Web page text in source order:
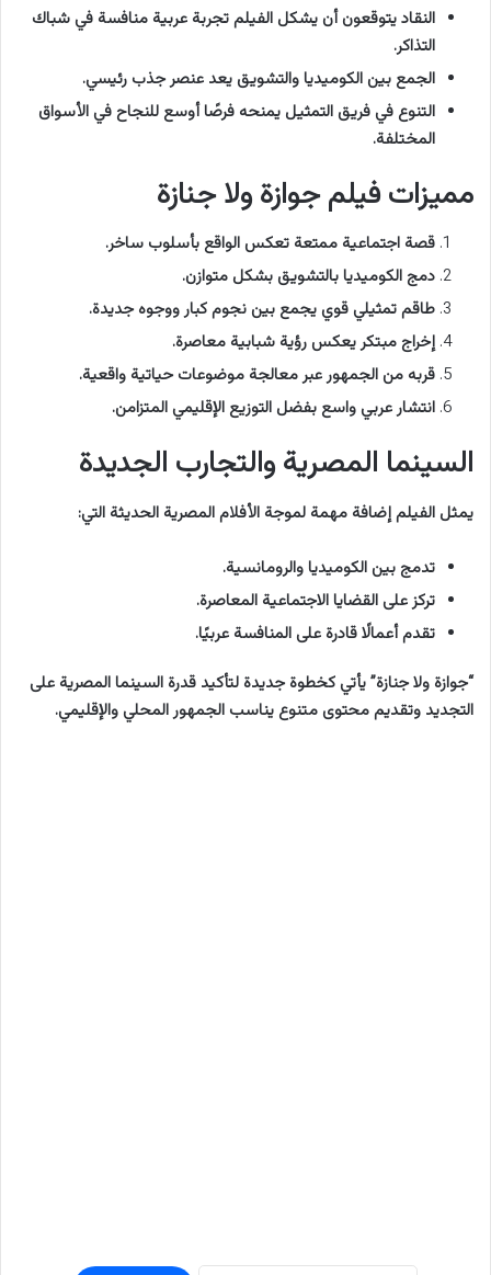
النقاد يتوقعون أن يشكل الفيلم تجربة عربية منافسة في شباك
التذاكر.
الجمع بين الكوميديا والتشويق يعد عنصر جذب رئيسي.
التنوع في فريق التمثيل يمنحه فرصًا أوسع للنجاح في الأسواق
المختلفة.
مميزات فيلم جوازة ولا جنازة
قصة اجتماعية ممتعة تعكس الواقع بأسلوب ساخر.
دمج الكوميديا بالتشويق بشكل متوازن.
طاقم تمثيلي قوي يجمع بين نجوم كبار ووجوه جديدة.
إخراج مبتكر يعكس رؤية شبابية معاصرة.
قربه من الجمهور عبر معالجة موضوعات حياتية واقعية.
انتشار عربي واسع بفضل التوزيع الإقليمي المتزامن.
السينما المصرية والتجارب الجديدة
يمثل الفيلم إضافة مهمة لموجة الأفلام المصرية الحديثة التي:
تدمج بين الكوميديا والرومانسية.
تركز على القضايا الاجتماعية المعاصرة.
تقدم أعمالًا قادرة على المنافسة عربيًا.
“جوازة ولا جنازة” يأتي كخطوة جديدة لتأكيد قدرة السينما المصرية على
التجديد وتقديم محتوى متنوع يناسب الجمهور المحلي والإقليمي.